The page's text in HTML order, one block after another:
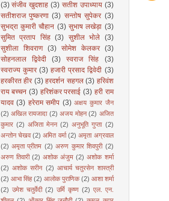
(3) संजीव खुदशाह (3) सतीश उपाध्याय (3)
सतीशराज पुष्करणा (3) सन्तोष सुपेकर (3)
सुभद्रा कुमारी चौहान (3) सुभाष लखेड़ा (3)
सुमित प्रताप सिंह (3) सुशील भोले (3)
सुशीला शिवराण
(3) सोमेश केलकर
(3)
सोहनलाल द्विवेदी
(3) स्वराज सिंह
(3)
स्वराज्य कुमार (3) हजारी प्रसाद द्विवेदी (3)
हरकीरत हीर (3) हरदर्शन सहगल (3) हरिवंश
राय बच्चन (3) हरिशंकर परसाई (3) हरी राम
यादव (3) हरेराम समीप (3) अक्षय कुमार जैन
(2) अखिल रायजादा (2) अजय मोहन (2) अजित
कुमार (2) अजिता मेनन (2) अनुभूति गुप्ता (2)
अन्तोन चेखव (2) अमित वर्मा (2) अमृता अग्रवाल
(2) अमृता प्रीतम (2) अरुण कुमार शिवपुरी (2)
अरुण तिवारी (2) अशोक अंजुम (2) अशोक शर्मा
(2) अशोक सरीन (2) आचार्य चतुरसेन शास्त्री
(2) आभा सिंह (2) आलोक पुराणिक (2) आशा शर्मा
(2) उमेश चतुर्वेदी (2) उर्मि कृष्ण (2) एल. एन.